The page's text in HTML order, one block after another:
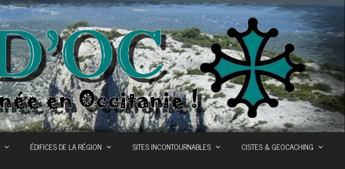
ÉDIFICES DE LA RÉGION SITES INCONTOURNABLES CISTES & GEOCACHING